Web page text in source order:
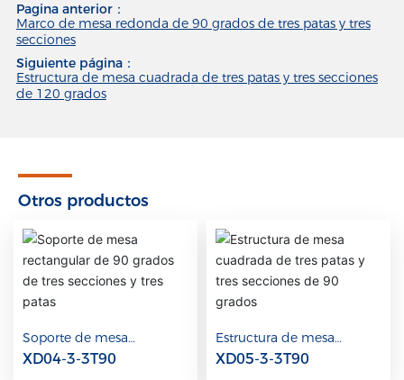
Pagina anterior：
Marco de mesa redonda de 90 grados de tres patas y tres
secciones
Siguiente página：
Estructura de mesa cuadrada de tres patas y tres secciones
de 120 grados
Otros productos
Soporte de mesa
rectangular de 90 grados
XD04-3-3T90
Estructura de mesa
cuadrada de tres patas y
XD05-3-3T90